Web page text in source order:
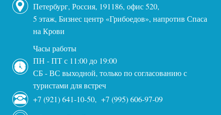
Петербург, Россия, 191186, офис 520,
5 этаж, Бизнес центр «Грибоедов», напротив Спаса
на Крови
Часы работы
ПН - ПТ с 11:00 до 19:00
СБ - ВС выходной, только по согласованию с
туристами для встреч
+7 (921) 641-10-50, +7 (995) 606-97-09